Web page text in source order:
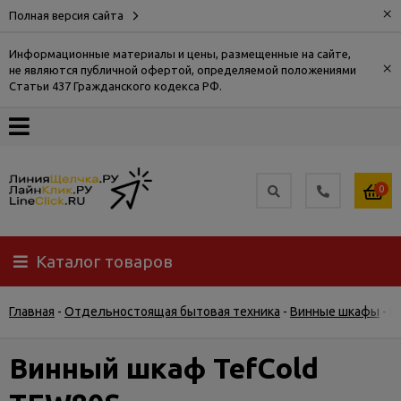
Полная версия сайта ×
Информационные материалы и цены, размещенные на сайте,
не являются публичной офертой, определяемой положениями
Статьи 437 Гражданского кодекса РФ.
×
О
Доставка
Самовывоз
Гарантия
0
Каталог товаров
Главная - Отдельностоящая бытовая техника - Винные шкафы -
Винный шкаф TefCold